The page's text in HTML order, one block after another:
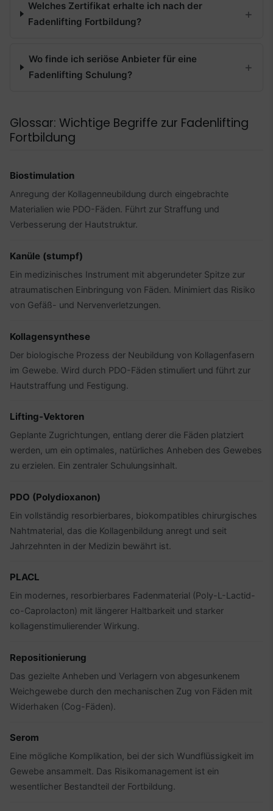
Welches Zertifikat erhalte ich nach der
Fadenlifting Fortbildung?
Wo finde ich seriöse Anbieter für eine
Fadenlifting Schulung?
Glossar: Wichtige Begriffe zur Fadenlifting
Fortbildung
Biostimulation
Anregung der Kollagenneubildung durch eingebrachte
Materialien wie PDO-Fäden. Führt zur Straffung und
Verbesserung der Hautstruktur.
Kanüle (stumpf)
Ein medizinisches Instrument mit abgerundeter Spitze zur
atraumatischen Einbringung von Fäden. Minimiert das Risiko
von Gefäß- und Nervenverletzungen.
Kollagensynthese
Der biologische Prozess der Neubildung von Kollagenfasern
im Gewebe. Wird durch PDO-Fäden stimuliert und führt zur
Hautstraffung und Festigung.
Lifting-Vektoren
Geplante Zugrichtungen, entlang derer die Fäden platziert
werden, um ein optimales, natürliches Anheben des Gewebes
zu erzielen. Ein zentraler Schulungsinhalt.
PDO (Polydioxanon)
Ein vollständig resorbierbares, biokompatibles chirurgisches
Nahtmaterial, das die Kollagenbildung anregt und seit
Jahrzehnten in der Medizin bewährt ist.
PLACL
Ein modernes, resorbierbares Fadenmaterial (Poly-L-Lactid-
co-Caprolacton) mit längerer Haltbarkeit und starker
kollagenstimulierender Wirkung.
Repositionierung
Das gezielte Anheben und Verlagern von abgesunkenem
Weichgewebe durch den mechanischen Zug von Fäden mit
Widerhaken (Cog-Fäden).
Serom
Eine mögliche Komplikation, bei der sich Wundflüssigkeit im
Gewebe ansammelt. Das Risikomanagement ist ein
wesentlicher Bestandteil der Fortbildung.